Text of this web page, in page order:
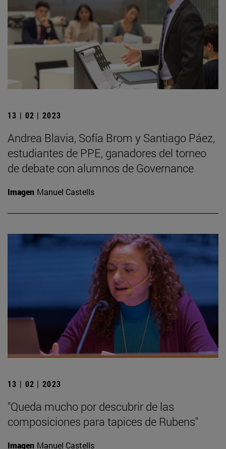
13 | 02 | 2023
Andrea Blavia, Sofía Brom y Santiago Páez,
estudiantes de PPE, ganadores del torneo
de debate con alumnos de Governance
Imagen Manuel Castells
13 | 02 | 2023
"Queda mucho por descubrir de las
composiciones para tapices de Rubens"
Imagen Manuel Castells